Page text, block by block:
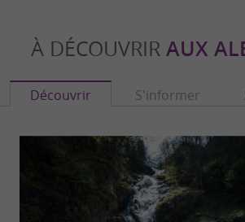
À DÉCOUVRIR AUX
Découvrir S'informer